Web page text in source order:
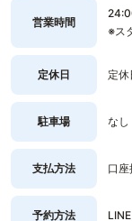
営業時間
※ス
定休日 定休
駐車場 なし
支払方法 口
予約方法 LINE